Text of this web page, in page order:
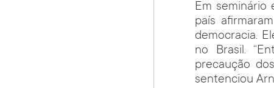
Em seminário
país
democracia.
no Brasil.
precaução
sentenciou